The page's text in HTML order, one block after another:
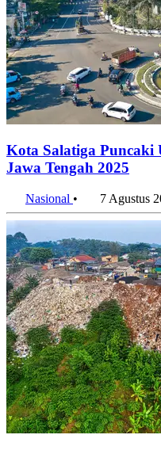
Kota Salatiga
Jawa Tengah 2025
Nasional • 7 Agustus